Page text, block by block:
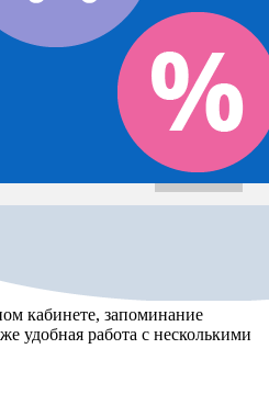
кабинете, запоминание
удобная работа с несколькими